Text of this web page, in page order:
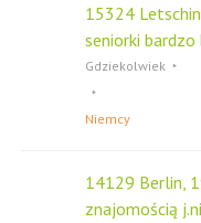
15324
seniorki
Gdziekolwiek
Niemcy
14129 Berlin,
znajomością